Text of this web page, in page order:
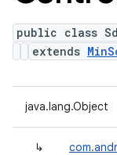
public class
extends
java.lang.Object
↳